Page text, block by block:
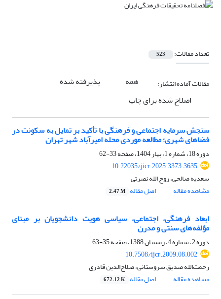
تعداد مقالات: 523
مقالات آماده انتشار: همه
پذیرفته شده
اصلاح شده برای چاپ
سنجش سرمایه اجتماعی و فرهنگی با تأکید بر تمایل به سکونت در
فضاهای شهری؛ مطالعه موردی محله امیرآباد شهر تهران
دوره 18، شماره 1، بهار 1404، صفحه
33-62
10.22035/jicr.2025.3373.3635
سعدیه صالحی، روح الله نصرتی
مشاهده مقاله
اصل مقاله 2.47 M
ابعاد فرهنگی، اجتماعی، سیاسی هویت دانشجویان بر مبنای
مؤلفه‌های سنتی و مدرن
دوره 2، شماره 4، زمستان 1388، صفحه
35-63
10.7508/ijcr.2009.08.002
رحمت‌الله صدیق سروستانی، صلاح‌الدین قادری
مشاهده مقاله
اصل مقاله 672.12 K